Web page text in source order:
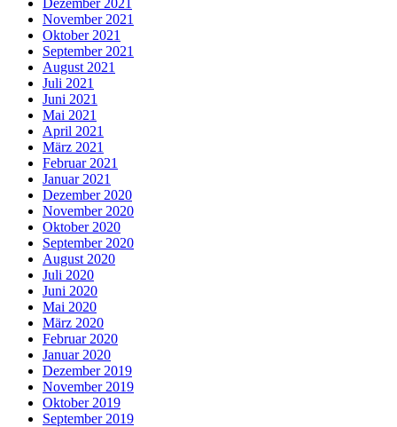
November 2021
Oktober 2021
September 2021
August 2021
Juli 2021
Juni 2021
Mai 2021
April 2021
März 2021
Februar 2021
Januar 2021
Dezember 2020
November 2020
Oktober 2020
September 2020
August 2020
Juli 2020
Juni 2020
Mai 2020
März 2020
Februar 2020
Januar 2020
Dezember 2019
November 2019
Oktober 2019
September 2019